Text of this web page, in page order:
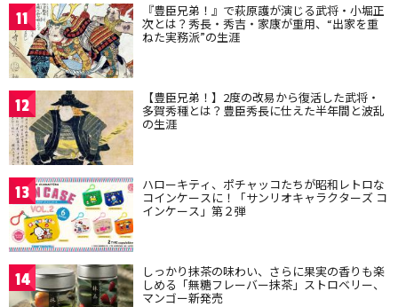
11 『豊臣兄弟！』で萩原護が演じる武将・小堀正
次とは？秀長・秀吉・家康が重用、“出家を重
ねた実務派”の生涯
12 【豊臣兄弟！】2度の改易から復活した武将・
多賀秀種とは？豊臣秀長に仕えた半年間と波乱
の生涯
13 ハローキティ、ポチャッコたちが昭和レトロな
コインケースに！「サンリオキャラクターズ コ
インケース」第２弾
14 しっかり抹茶の味わい、さらに果実の香りも楽
しめる「無糖フレーバー抹茶」ストロベリー、
マンゴー新発売